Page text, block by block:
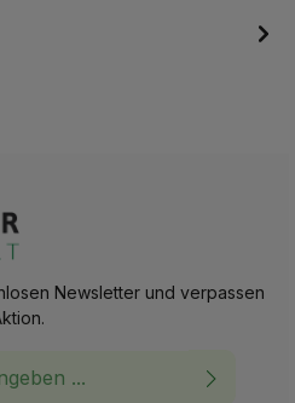
Newsletter und verpassen